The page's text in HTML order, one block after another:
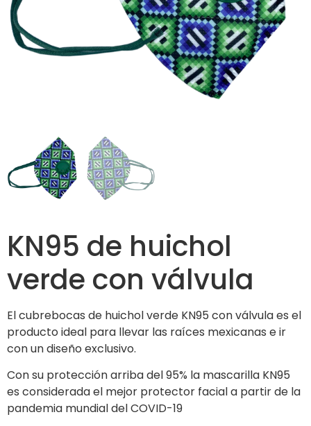
KN95 de huichol
verde con válvula
El cubrebocas de huichol verde KN95 con válvula es el
producto ideal para llevar las raíces mexicanas e ir
con un diseño exclusivo.
Con su protección arriba del 95% la mascarilla KN95
es considerada el mejor protector facial a partir de la
pandemia mundial del COVID-19